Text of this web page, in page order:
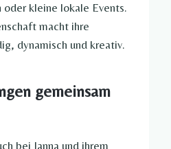
kleine lokale Events.
macht ihre
dynamisch und kreativ.
gemeinsam
bei Janna und ihrem